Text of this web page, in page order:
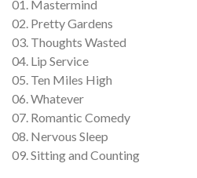
01. Mastermind
02. Pretty Gardens
03. Thoughts Wasted
04. Lip Service
05. Ten Miles High
06. Whatever
07. Romantic Comedy
08. Nervous Sleep
09. Sitting and Counting